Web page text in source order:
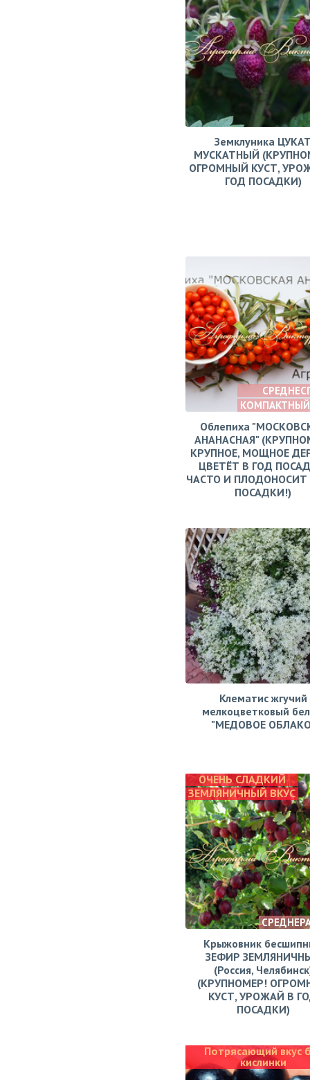
Земклуника
МУСКАТНЫЙ
ОГРОМНЫЙ КУСТ,
ГОД ПОСАДКИ)
Облепиха
АНАНАСНАЯ"
КРУПНОЕ, МОЩНОЕ
ЦВЕТЁТ В ГОД
ЧАСТО И ПЛОДОНОСИТ
ПОСАДКИ!)
Клематис жгучий
мелкоцветковый
"МЕДОВОЕ
ОЧЕНЬ СЛАДКИЙ
ЗЕМЛЯНИЧНЫЙ ВКУС
Крыжовник
ЗЕФИР
(Россия,
(КРУПНОМЕР!
КУСТ, УРОЖАЙ В
ПОСАДКИ)
Потрясающий вкус
кислинки